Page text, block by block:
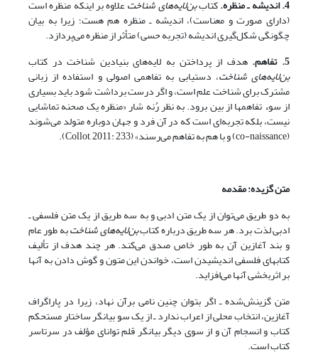
4. اندیشه ـ منظره. کتاببن‌لایه‌های شناختعلاوه بر اینکه منظره است
(دارای صورت و معناست)، اندیشه ـ منظره هم هست؛ زیرا به بیان
چگونگی شکل‌گیری اندیشه (تجربه حسی) متأثر از منظره می‌پردازد.
5. تفاهم.
هدف از پرداختن به ‌لایه‌های بنیادین شناخت در کتاب
بن‌لایه‌های شناخت، دستیابی به تفاهمی اصولی و استفاده از زبانی
مشترک برای شناخت علم است، و اگر درست برداشت شود باید بسیاری
از سوء تفاهمها از بین برود. به نظر رُنه شار «منظره یک صحنه تماشایی
نیست، بلکه تجربه‌ای است که در آن فرد و جهان دوباره متولد می‌شوند
(co-naissance) و با هم به تفاهم می‌رسند» (Collot, 2011: 233).
متن گزیده: مقدمه
به دو طریق می‌توان از یک متن ادبی و به سه طریق از یک متن فلسفی ـ
ادبی لذت برد. هر سه طریق درباره کتاببن‌لایه‌های شناختبه طور عام
و بند آغازین آن به طور خاص صدق می‌کند. هر چند هدف از تألیف
کتابهای فلسفی اندیشیدن است، خواندن این متون و گوش دادن به آنها
بر اثربخشی آنها می‌افزاید.
متن گزینش‌شده ـ اگر بتوان چنین نامی برآن نهاد، زیرا در پاراگراف
آغازین، انتخاب محلی از اعراب ندارد ـ از یک سو بیانگر ساختار مستحکم
کتاب و انسجام آن و از سوی دیگر بیانگر قلم توانای مؤلف در سرتاسر
کتاب است.